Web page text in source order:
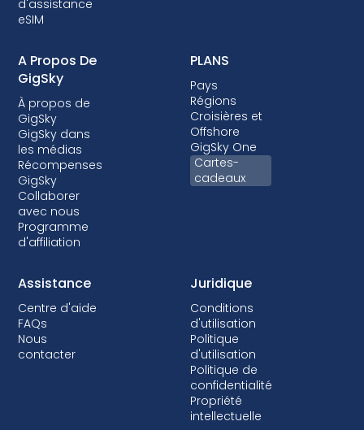
appareil est financé.
d'assistance
eSIM
A Propos De
GigSky
À propos de
GigSky
GigSky dans
les médias
Récompenses
GigSky
Collaborer
avec nous
Programme
d'affiliation
PLANS
Pays
Régions
Croisières et
Offshore
GigSky One
Cartes-
cadeaux
Assistance
Centre d'aide
FAQs
Nous
contacter
Juridique
Conditions
d'utilisation
Politique
d'utilisation
Politique de
confidentialité
Propriété
intellectuelle